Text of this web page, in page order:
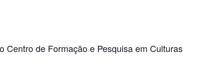
Centro de Formação e Pesquisa em Culturas